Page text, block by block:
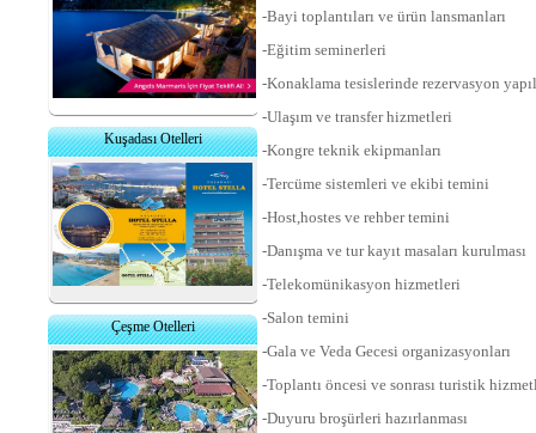
Kuşadası Otelleri
Çeşme Otelleri
-Bayi toplantıları ve ürün lansmanları
-Eğitim seminerleri
-Konaklama tesislerinde rezervasyon
-Ulaşım ve transfer hizmetleri
-Kongre teknik ekipmanları
-Tercüme sistemleri ve ekibi temini
-Host,hostes ve rehber temini
-Danışma ve tur kayıt masaları kurulması
-Telekomünikasyon hizmetleri
-Salon temini
-Gala ve Veda Gecesi organizasyonları
-Toplantı öncesi ve sonrası turistik
-Duyuru broşürleri hazırlanması